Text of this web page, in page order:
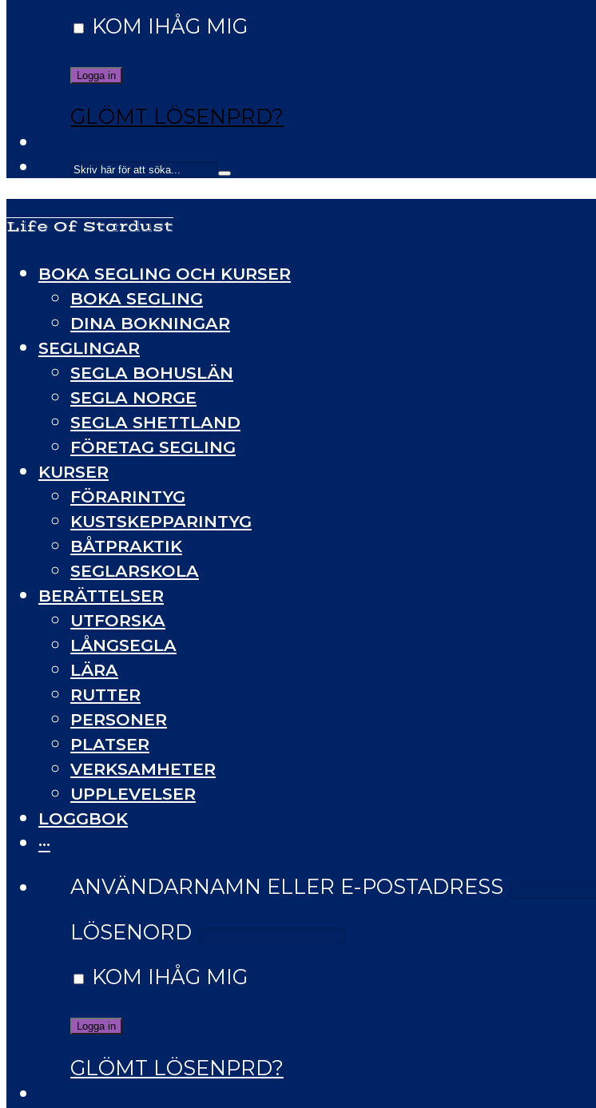
KOM IHÅG MIG
GLÖMT LÖSENPRD?
Life Of Stardust
BOKA SEGLING OCH KURSER
BOKA SEGLING
DINA BOKNINGAR
SEGLINGAR
SEGLA BOHUSLÄN
SEGLA NORGE
SEGLA SHETTLAND
FÖRETAG SEGLING
KURSER
FÖRARINTYG
KUSTSKEPPARINTYG
BÅTPRAKTIK
SEGLARSKOLA
BERÄTTELSER
UTFORSKA
LÅNGSEGLA
LÄRA
RUTTER
PERSONER
PLATSER
VERKSAMHETER
UPPLEVELSER
LOGGBOK
···
ANVÄNDARNAMN ELLER E-POSTADRESS
LÖSENORD
KOM IHÅG MIG
GLÖMT LÖSENPRD?